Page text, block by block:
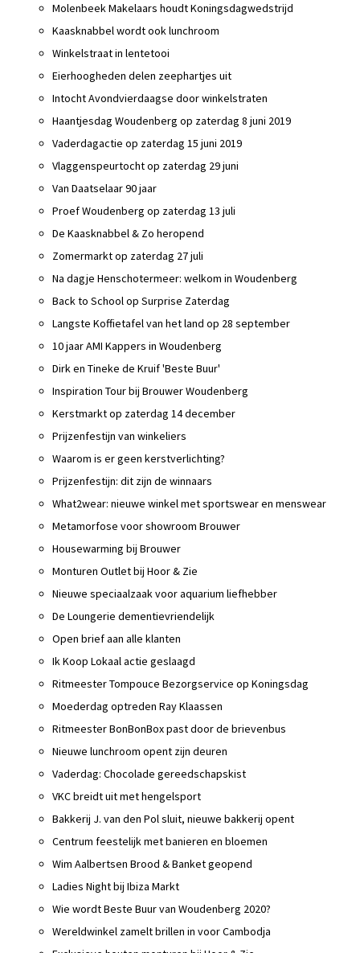
Molenbeek Makelaars houdt Koningsdagwedstrijd
Kaasknabbel wordt ook lunchroom
Winkelstraat in lentetooi
Eierhoogheden delen zeephartjes uit
Intocht Avondvierdaagse door winkelstraten
Haantjesdag Woudenberg op zaterdag 8 juni 2019
Vaderdagactie op zaterdag 15 juni 2019
Vlaggenspeurtocht op zaterdag 29 juni
Van Daatselaar 90 jaar
Proef Woudenberg op zaterdag 13 juli
De Kaasknabbel & Zo heropend
Zomermarkt op zaterdag 27 juli
Na dagje Henschotermeer: welkom in Woudenberg
Back to School op Surprise Zaterdag
Langste Koffietafel van het land op 28 september
10 jaar AMI Kappers in Woudenberg
Dirk en Tineke de Kruif 'Beste Buur'
Inspiration Tour bij Brouwer Woudenberg
Kerstmarkt op zaterdag 14 december
Prijzenfestijn van winkeliers
Waarom is er geen kerstverlichting?
Prijzenfestijn: dit zijn de winnaars
What2wear: nieuwe winkel met sportswear en menswear
Metamorfose voor showroom Brouwer
Housewarming bij Brouwer
Monturen Outlet bij Hoor & Zie
Nieuwe speciaalzaak voor aquarium liefhebber
De Loungerie dementievriendelijk
Open brief aan alle klanten
Ik Koop Lokaal actie geslaagd
Ritmeester Tompouce Bezorgservice op Koningsdag
Moederdag optreden Ray Klaassen
Ritmeester BonBonBox past door de brievenbus
Nieuwe lunchroom opent zijn deuren
Vaderdag: Chocolade gereedschapskist
VKC breidt uit met hengelsport
Bakkerij J. van den Pol sluit, nieuwe bakkerij opent
Centrum feestelijk met banieren en bloemen
Wim Aalbertsen Brood & Banket geopend
Ladies Night bij Ibiza Markt
Wie wordt Beste Buur van Woudenberg 2020?
Wereldwinkel zamelt brillen in voor Cambodja